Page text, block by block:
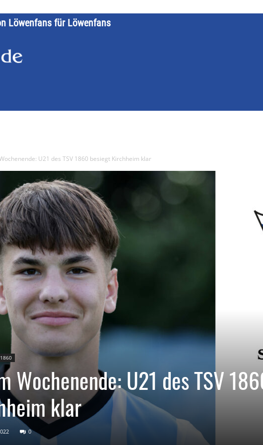
Löwenfans für Löwenfans
U21 des TSV 1860 besiegt Kirchheim klar
Wochenende: U21 des TSV
klar
0